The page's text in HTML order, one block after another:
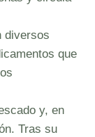
diversos
que
y, en
Tras su